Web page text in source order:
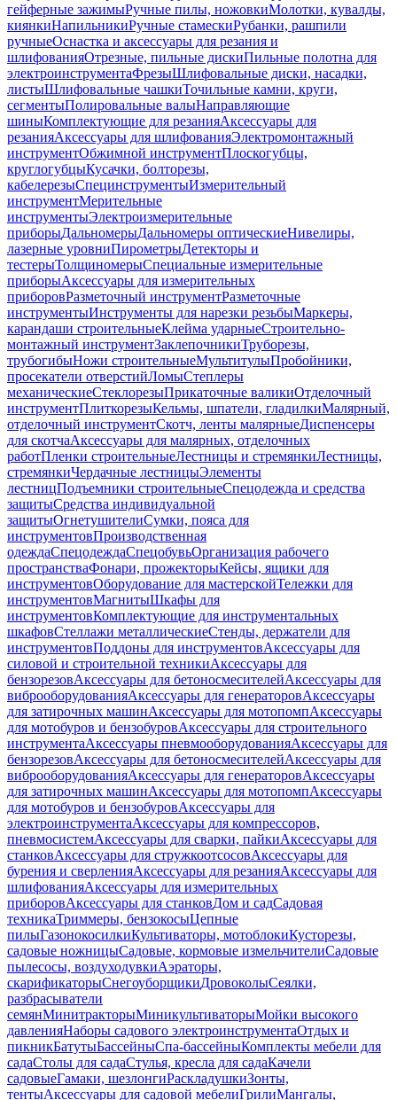
гейферные зажимыРучные пилы, ножовкиМолотки, кувалды,
киянкиНапильникиРучные стамескиРубанки, рашпили
ручныеОснастка и аксессуары для резания и
шлифованияОтрезные, пильные дискиПильные полотна для
электроинструментаФрезыШлифовальные диски, насадки,
листыШлифовальные чашкиТочильные камни, круги,
сегментыПолировальные валыНаправляющие
шиныКомплектующие для резанияАксессуары для
резанияАксессуары для шлифованияЭлектромонтажный
инструментОбжимной инструментПлоскогубцы,
круглогубцыКусачки, болторезы,
кабелерезыСпецинструментыИзмерительный
инструментМерительные
инструментыЭлектроизмерительные
приборыДальномерыДальномеры оптическиеНивелиры,
лазерные уровниПирометрыДетекторы и
тестерыТолщиномерыСпециальные измерительные
приборыАксессуары для измерительных
приборовРазметочный инструментРазметочные
инструментыИнструменты для нарезки резьбыМаркеры,
карандаши строительныеКлейма ударныеСтроительно-
монтажный инструментЗаклепочникиТруборезы,
трубогибыНожи строительныеМультитулыПробойники,
просекатели отверстийЛомыСтеплеры
механическиеСтеклорезыПрикаточные валикиОтделочный
инструментПлиткорезыКельмы, шпатели, гладилкиМалярный,
отделочный инструментСкотч, ленты малярныеДиспенсеры
для скотчаАксессуары для малярных, отделочных
работПленки строительныеЛестницы и стремянкиЛестницы,
стремянкиЧердачные лестницыЭлементы
лестницПодъемники строительныеСпецодежда и средства
защитыСредства индивидуальной
защитыОгнетушителиСумки, пояса для
инструментовПроизводственная
одеждаСпецодеждаСпецобувьОрганизация рабочего
пространстваФонари, прожекторыКейсы, ящики для
инструментовОборудование для мастерскойТележки для
инструментовМагнитыШкафы для
инструментовКомплектующие для инструментальных
шкафовСтеллажи металлическиеСтенды, держатели для
инструментовПоддоны для инструментовАксессуары для
силовой и строительной техникиАксессуары для
бензорезовАксессуары для бетоносмесителейАксессуары для
виброоборудованияАксессуары для генераторовАксессуары
для затирочных машинАксессуары для мотопомпАксессуары
для мотобуров и бензобуровАксессуары для строительного
инструментаАксессуары пневмооборудованияАксессуары для
бензорезовАксессуары для бетоносмесителейАксессуары для
виброоборудованияАксессуары для генераторовАксессуары
для затирочных машинАксессуары для мотопомпАксессуары
для мотобуров и бензобуровАксессуары для
электроинструментаАксессуары для компрессоров,
пневмосистемАксессуары для сварки, пайкиАксессуары для
станковАксессуары для стружкоотсосовАксессуары для
бурения и сверленияАксессуары для резанияАксессуары для
шлифованияАксессуары для измерительных
приборовАксессуары для станковДом и садСадовая
техникаТриммеры, бензокосыЦепные
пилыГазонокосилкиКультиваторы, мотоблокиКусторезы,
садовые ножницыСадовые, кормовые измельчителиСадовые
пылесосы, воздуходувкиАэраторы,
скарификаторыСнегоуборщикиДровоколыСеялки,
разбрасыватели
семянМинитракторыМиникультиваторыМойки высокого
давленияНаборы садового электроинструментаОтдых и
пикникБатутыБассейныСпа-бассейныКомплекты мебели для
садаСтолы для садаСтулья, кресла для садаКачели
садовыеГамаки, шезлонгиРаскладушкиЗонты,
тентыАксессуары для садовой мебелиГрилиМангалы,